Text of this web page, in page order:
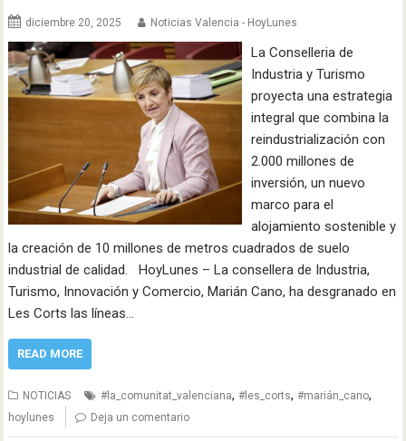
diciembre 20, 2025 Noticias Valencia - HoyLunes
La Conselleria de
Industria y Turismo
proyecta una estrategia
integral que combina la
reindustrialización con
2.000 millones de
inversión, un nuevo
marco para el
alojamiento sostenible y
la creación de 10 millones de metros cuadrados de suelo
industrial de calidad. HoyLunes – La consellera de Industria,
Turismo, Innovación y Comercio, Marián Cano, ha desgranado en
Les Corts las líneas…
READ MORE
NOTICIAS #la_comunitat_valenciana,#les_corts,#marián_cano,
hoylunes Deja un comentario